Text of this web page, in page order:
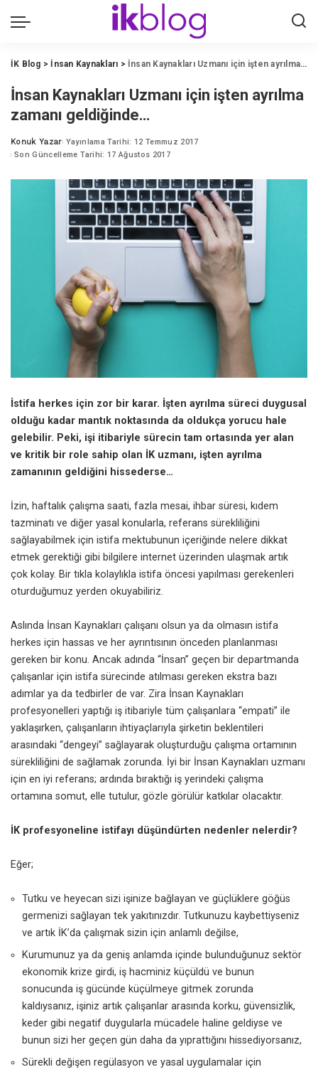
İK Blog > İnsan Kaynakları > İnsan Kaynakları Uzmanı için işten ayrılma zamanı geldiğinde…
İnsan Kaynakları Uzmanı için işten ayrılma
zamanı geldiğinde…
Posted
by
Konuk Yazar Yayınlama Tarihi: 12 Temmuz 2017
Son Güncelleme Tarihi: 17 Ağustos 2017
İstifa herkes için zor bir karar. İşten ayrılma süreci duygusal
olduğu kadar mantık noktasında da oldukça yorucu hale
gelebilir. Peki, işi itibariyle sürecin tam ortasında yer alan
ve kritik bir role sahip olan İK uzmanı, işten ayrılma
zamanının geldiğini hissederse…
İzin, haftalık çalışma saati, fazla mesai, ihbar süresi, kıdem
tazminatı ve diğer yasal konularla, referans sürekliliğini
sağlayabilmek için istifa mektubunun içeriğinde nelere dikkat
etmek gerektiği gibi bilgilere internet üzerinden ulaşmak artık
çok kolay. Bir tıkla kolaylıkla istifa öncesi yapılması gerekenleri
oturduğumuz yerden okuyabiliriz.
Aslında İnsan Kaynakları çalışanı olsun ya da olmasın istifa
herkes için hassas ve her ayrıntısının önceden planlanması
gereken bir konu. Ancak adında “İnsan” geçen bir departmanda
çalışanlar için istifa sürecinde atılması gereken ekstra bazı
adımlar ya da tedbirler de var. Zira İnsan Kaynakları
profesyonelleri yaptığı iş itibariyle tüm çalışanlara “empati” ile
yaklaşırken, çalışanların ihtiyaçlarıyla şirketin beklentileri
arasındaki “dengeyi” sağlayarak oluşturduğu çalışma ortamının
sürekliliğini de sağlamak zorunda. İyi bir İnsan Kaynakları uzmanı
için en iyi referans; ardında bıraktığı iş yerindeki çalışma
ortamına somut, elle tutulur, gözle görülür katkılar olacaktır.
İK profesyoneline istifayı düşündürten nedenler nelerdir?
Eğer;
Tutku ve heyecan sizi işinize bağlayan ve güçlüklere göğüs
germenizi sağlayan tek yakıtınızdır. Tutkunuzu kaybettiyseniz
ve artık İK’da çalışmak sizin için anlamlı değilse,
Kurumunuz ya da geniş anlamda içinde bulunduğunuz sektör
ekonomik krize girdi, iş hacminiz küçüldü ve bunun
sonucunda iş gücünde küçülmeye gitmek zorunda
kaldıysanız, işiniz artık çalışanlar arasında korku, güvensizlik,
keder gibi negatif duygularla mücadele haline geldiyse ve
bunun sizi her geçen gün daha da yıprattığını hissediyorsanız,
Sürekli değişen regülasyon ve yasal uygulamalar için